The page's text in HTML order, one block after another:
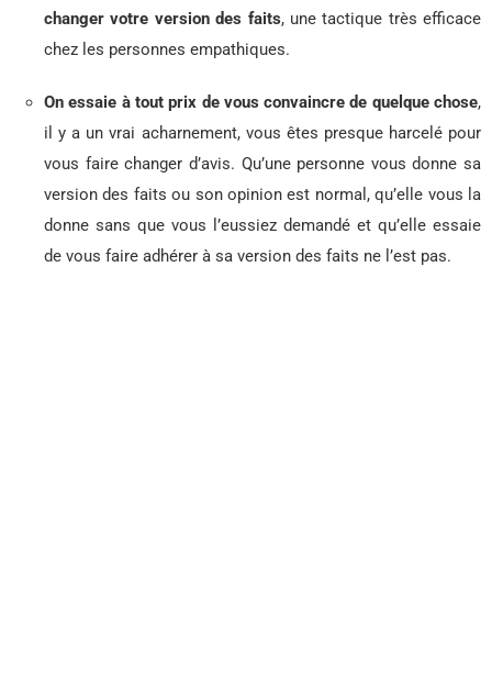
changer votre version des faits, une tactique très efficace
chez les personnes empathiques.
On essaie à tout prix de vous convaincre de quelque chose,
il y a un vrai acharnement, vous êtes presque harcelé pour
vous faire changer d’avis. Qu’une personne vous donne sa
version des faits ou son opinion est normal, qu’elle vous la
donne sans que vous l’eussiez demandé et qu’elle essaie
de vous faire adhérer à sa version des faits ne l’est pas.